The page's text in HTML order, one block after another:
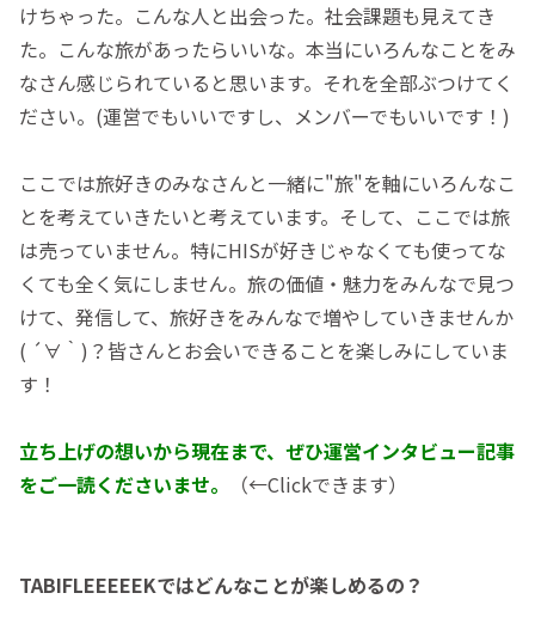
けちゃった。こんな人と出会った。社会課題も見えてき
た。こんな旅があったらいいな。本当にいろんなことをみ
なさん感じられていると思います。それを全部ぶつけてく
ださい。(運営でもいいですし、メンバーでもいいです！)
ここでは旅好きのみなさんと一緒に"旅"を軸にいろんなこ
とを考えていきたいと考えています。そして、ここでは旅
は売っていません。特にHISが好きじゃなくても使ってな
くても全く気にしません。旅の価値・魅力をみんなで見つ
けて、発信して、旅好きをみんなで増やしていきませんか
( ´∀｀)？皆さんとお会いできることを楽しみにしていま
す！
立ち上げの想いから現在まで、ぜひ運営インタビュー記事
をご一読くださいませ。
（←Clickできます）
TABIFLEEEEEKではどんなことが楽しめるの？